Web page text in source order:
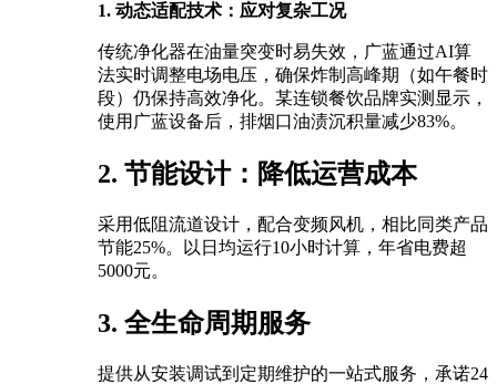
1. 动态适配技术：应对复杂工况
传统净化器在油量突变时易失效，广蓝通过AI算
法实时调整电场电压，确保炸制高峰期（如午餐时
段）仍保持高效净化。某连锁餐饮品牌实测显示，
使用广蓝设备后，排烟口油渍沉积量减少83%。
2. 节能设计：降低运营成本
采用低阻流道设计，配合变频风机，相比同类产品
节能25%。以日均运行10小时计算，年省电费超
5000元。
3. 全生命周期服务
提供从安装调试到定期维护的一站式服务，承诺24